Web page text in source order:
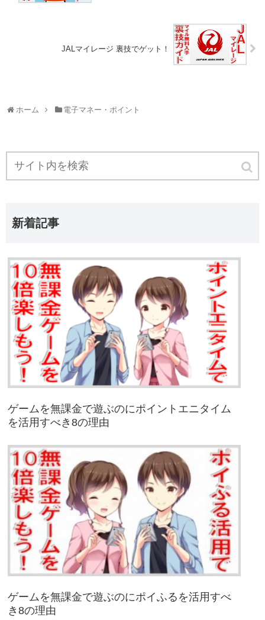
JALマイレージ 裏技でゲット！
ホーム 電子マネー・ポイント
新着記事
ゲームを無課金で遊ぶのにポイントエニタイム
を活用すべき8の理由
ゲームを無課金で遊ぶのにポイふるを活用すべ
き8の理由